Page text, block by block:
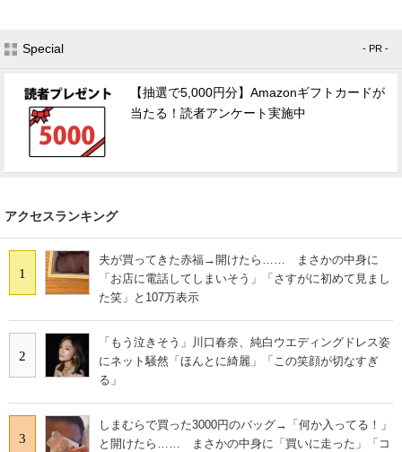
Special - PR -
【抽選で5,000円分】Amazonギフトカードが
当たる！読者アンケート実施中
アクセスランキング
1
夫が買ってきた赤福→開けたら…… まさかの中身に
「お店に電話してしまいそう」「さすがに初めて見まし
た笑」と107万表示
2
「もう泣きそう」川口春奈、純白ウエディングドレス姿
にネット騒然「ほんとに綺麗」「この笑顔が切なすぎ
る」
3
しまむらで買った3000円のバッグ→「何か入ってる！」
と開けたら…… まさかの中身に「買いに走った」「コ